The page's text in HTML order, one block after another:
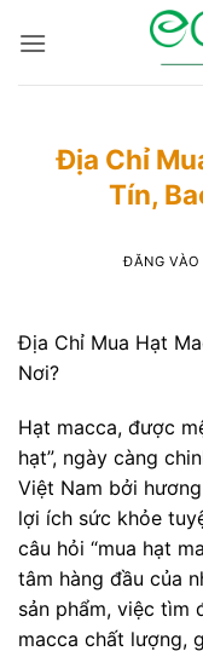
qua
Địa Chỉ
Tín,
ĐĂNG
Địa Chỉ Mua Hạt
Nơi?
Hạt macca, được
hạt”, ngày càng
Việt Nam bởi
lợi ích sức khỏe
câu hỏi “mua hạt
tâm hàng đầu của
sản phẩm, việc tìm
macca chất lượng,